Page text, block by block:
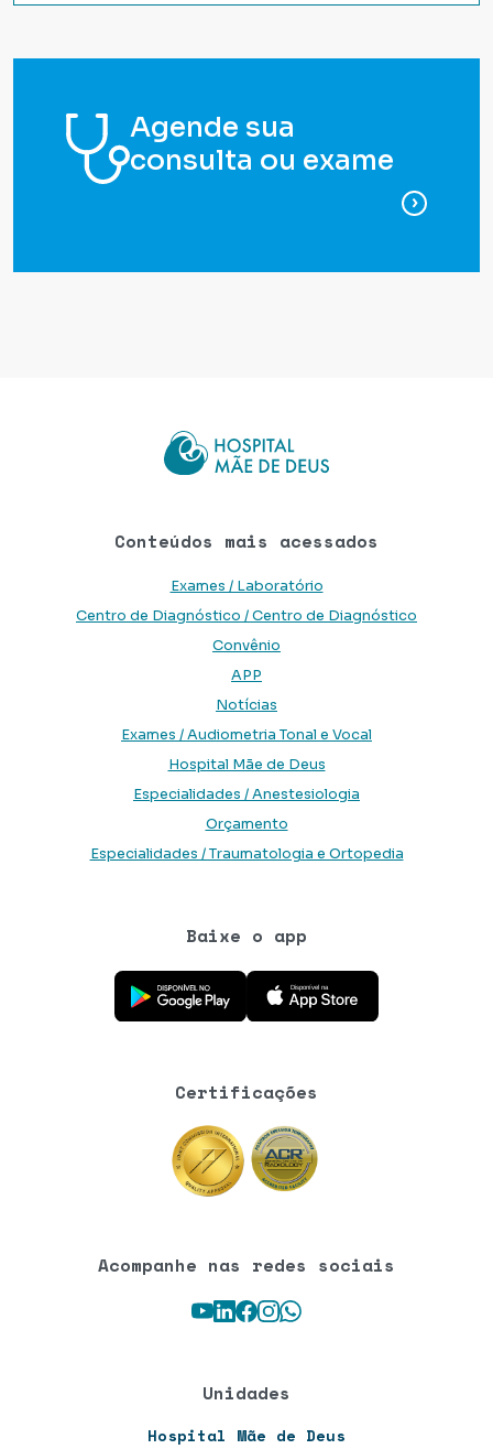
Agende sua
consulta ou exame
para
Conteúdos mais acessados
Exames / Laboratório
Centro de Diagnóstico / Centro de Diagnóstico
Convênio
APP
Notícias
Exames / Audiometria Tonal e Vocal
Hospital Mãe de Deus
Especialidades / Anestesiologia
Orçamento
Especialidades / Traumatologia e Ortopedia
Baixe o app
Baixe o aplicativo na Google Play Store
Baixe o aplicativo na App Store
Certificações
Acompanhe nas redes sociais
Youtube
LinkedIn
Facebook
Instagram
WhatsApp
Unidades
Hospital Mãe de Deus